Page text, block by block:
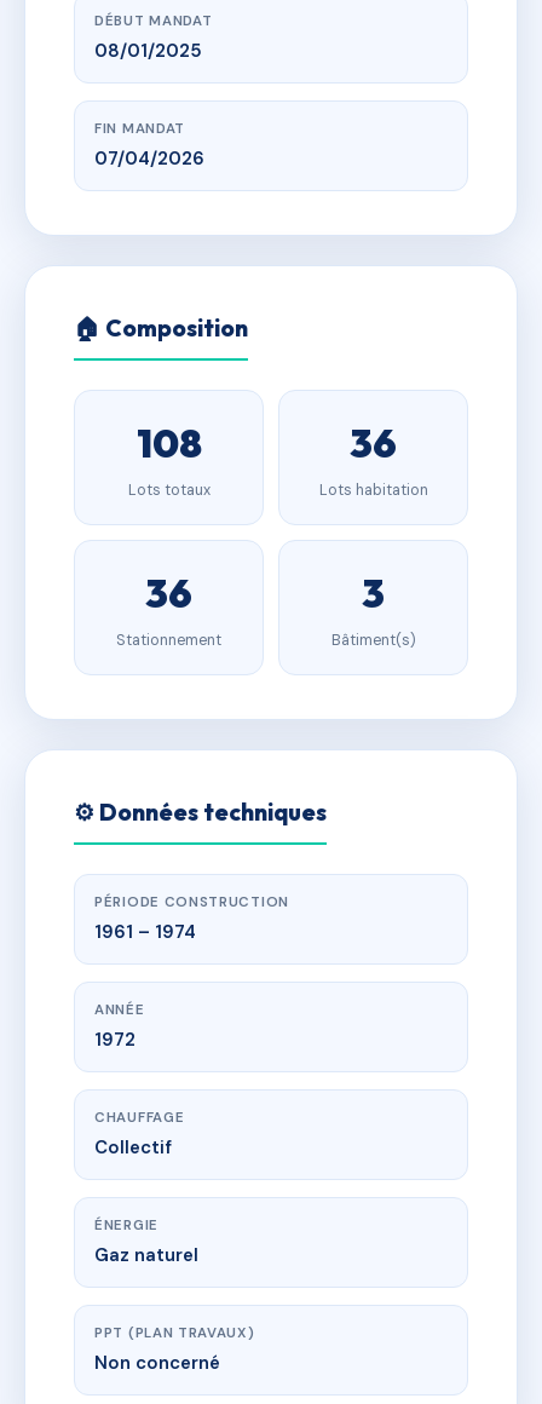
DÉBUT MANDAT
08/01/2025
FIN MANDAT
07/04/2026
🏠 Composition
108
Lots totaux
36
Lots habitation
36
Stationnement
3
Bâtiment(s)
⚙️ Données techniques
PÉRIODE CONSTRUCTION
1961 – 1974
ANNÉE
1972
CHAUFFAGE
Collectif
ÉNERGIE
Gaz naturel
PPT (PLAN TRAVAUX)
Non concerné